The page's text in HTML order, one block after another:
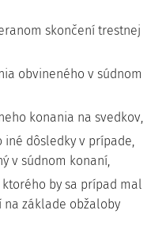
skončení trestnej
obvineného v súdnom
konania na svedkov,
dôsledky v prípade,
v súdnom konaní,
by sa prípad mal
základe obžaloby